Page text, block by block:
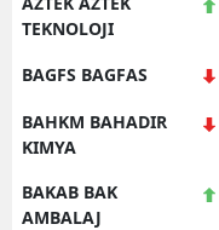
TEKNOLOJI
BAGFS BAGFAS
BAHKM BAHADIR
KIMYA
BAKAB BAK
AMBALAJ